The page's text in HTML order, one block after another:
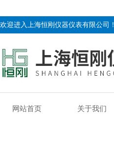
欢迎进入上海恒刚仪器仪表有限公司！
网站首页 关于我们